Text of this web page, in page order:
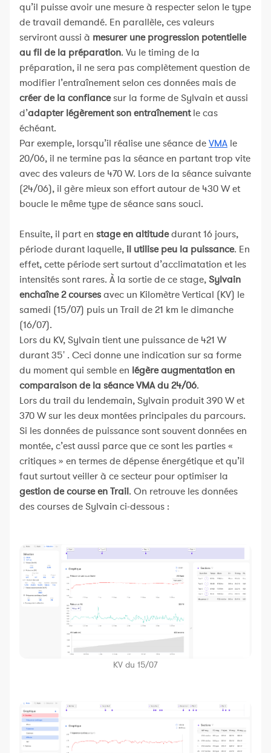
qu’il puisse avoir une mesure à respecter selon le type
de travail demandé. En parallèle, ces valeurs
serviront aussi à mesurer une progression potentielle
au fil de la préparation. Vu le timing de la
préparation, il ne sera pas complètement question de
modifier l’entraînement selon ces données mais de
créer de la confiancesur la forme de Sylvain et aussi
d’adapter légèrement son entraînementle cas
échéant.
Par exemple, lorsqu’il réalise une séance deVMA le
20/06, il ne termine pas la séance en partant trop vite
avec des valeurs de 470 W. Lors de la séance suivante
(24/06), il gère mieux son effort autour de 430 W et
boucle le même type de séance sans souci.
Ensuite, il part en stage en altitudedurant 16 jours,
période durant laquelle, il utilise peu la puissance. En
effet, cette période sert surtout d’acclimatation et les
intensités sont rares. À la sortie de ce stage,Sylvain
enchaîne 2 coursesavec un Kilomètre Vertical (KV) le
samedi (15/07) puis un Trail de 21 km le dimanche
(16/07).
Lors du KV, Sylvain tient une puissance de 421 W
durant 35' . Ceci donne une indication sur sa forme
du moment qui semble en légère augmentation en
comparaison de la séance VMA du 24/06.
Lors du trail du lendemain, Sylvain produit 390 W et
370 W sur les deux montées principales du parcours.
Si les données de puissance sont souvent données en
montée, c’est aussi parce que ce sont les parties «
critiques » en termes de dépense énergétique et qu’il
faut surtout veiller à ce secteur pour optimiser la
gestion de course en Trail. On retrouve les données
des courses de Sylvain ci-dessous :
KV du 15/07